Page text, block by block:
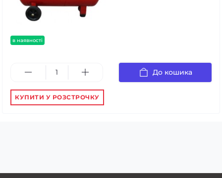
в наявності
До кошика
КУПИТИ У РОЗСТРОЧКУ